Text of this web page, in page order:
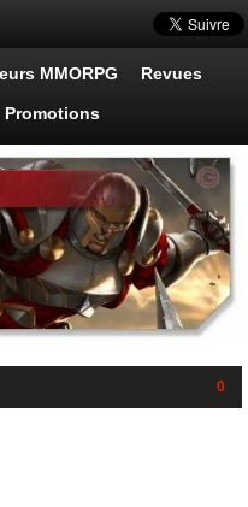
MMORPG Revues
Promotions
0